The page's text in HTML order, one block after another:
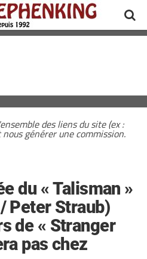
des liens du site (ex :
générer une commission.
du « Talisman »
Peter Straub)
de « Stranger
pas chez